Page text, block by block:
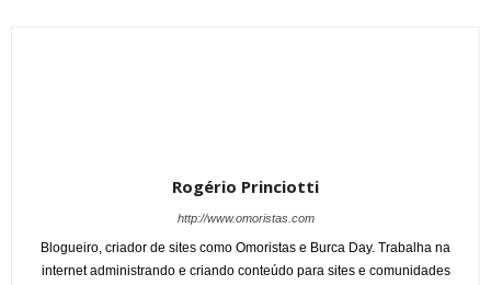
Rogério Princiotti
http://www.omoristas.com
Blogueiro, criador de sites como Omoristas e Burca Day. Trabalha na
internet administrando e criando conteúdo para sites e comunidades